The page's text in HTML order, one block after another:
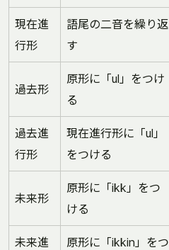
現在進
行形
語尾の二音を繰り返
す
過去形
原形に「ul」をつけ
る
過去進
行形
現在進行形に「ul」
をつける
未来形
原形に「ikk」をつ
ける
未来進
原形に「ikkin」をつ